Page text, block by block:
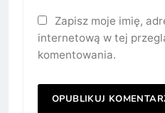
Zapisz moje imię,
internetową w tej
komentowania.